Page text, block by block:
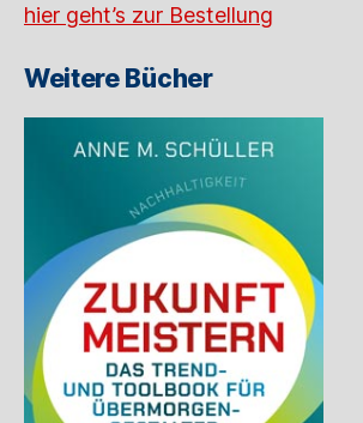
hier geht’s zur Bestellung
Weitere Bücher